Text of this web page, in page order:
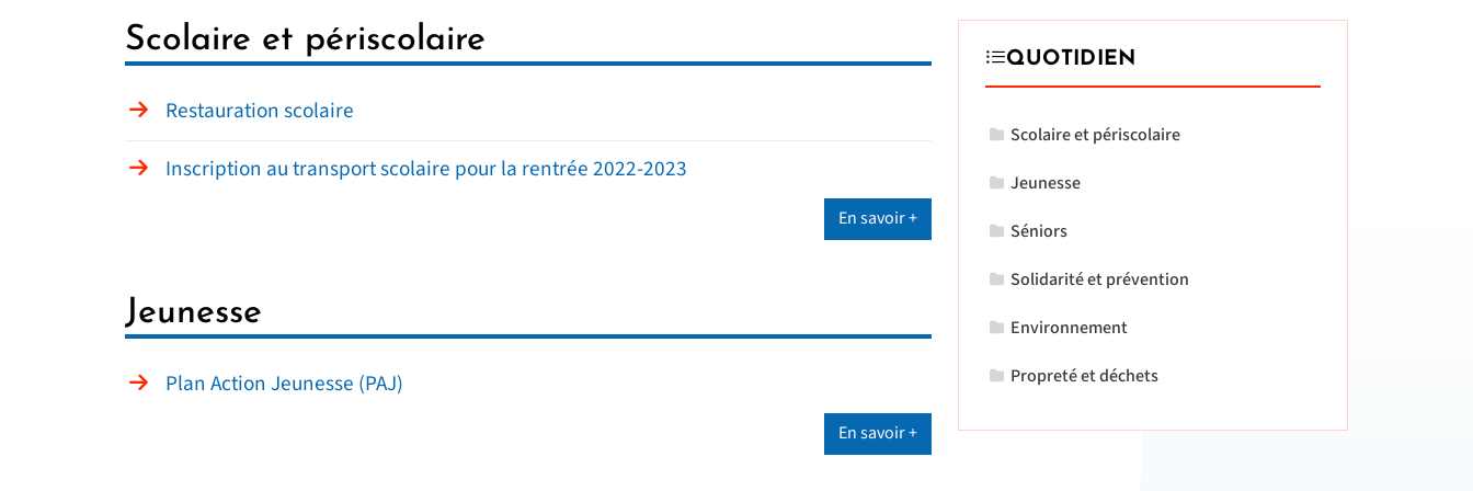
Scolaire et périscolaire
Restauration scolaire
Inscription au transport scolaire pour la rentrée 2022-2023
En savoir +
Jeunesse
Plan Action Jeunesse (PAJ)
En savoir +
QUOTIDIEN
Scolaire et périscolaire
Jeunesse
Séniors
Solidarité et prévention
Environnement
Propreté et déchets